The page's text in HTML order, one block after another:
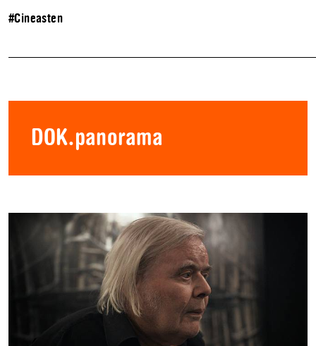
#Cineasten
DOK.panorama